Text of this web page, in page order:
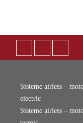
Sisteme airless –
electric
Sisteme airless –